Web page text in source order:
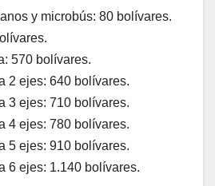
y microbús: 80 bolívares.
570 bolívares.
2 ejes: 640 bolívares.
3 ejes: 710 bolívares.
4 ejes: 780 bolívares.
5 ejes: 910 bolívares.
6 ejes: 1.140 bolívares.